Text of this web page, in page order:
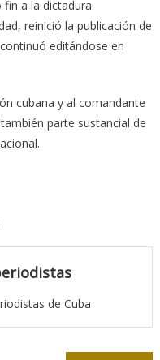
fin a la dictadura
reinició la publicación de
editándose en
cubana y al comandante
parte sustancial de
de Cuba